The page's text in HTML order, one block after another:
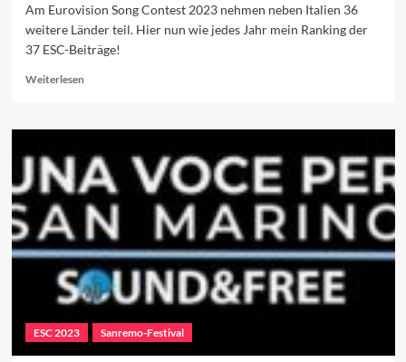
Am Eurovision Song Contest 2023 nehmen neben Italien 36
weitere Länder teil. Hier nun wie jedes Jahr mein Ranking der
37 ESC-Beiträge!
WeiterlesenRead
Ranking
ESC-
Beiträge
2023
(37–
11)
ESC 2023 Sanremo-Festival